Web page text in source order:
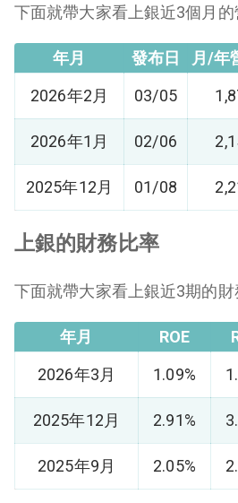
下面就帶大家看上銀近3個月的
年月 發布日 月/年
2026年2月
03/05
2026年1月 02/06
2025年12月 01/08
上銀的財務比率
下面就帶大家看上銀近3期的財
年月 ROE
2026年3月
1.09%
2025年12月 2.91%
2025年9月 2.05%